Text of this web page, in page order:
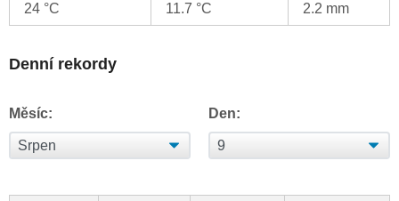
24 °C 11.7 °C 2.2 mm
Denní rekordy
Měsíc: Den: